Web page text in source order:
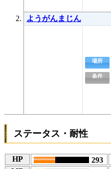
ようがんまじん
場所
条件
ステータス・耐性
HP 293